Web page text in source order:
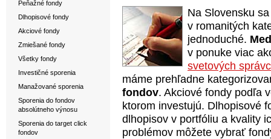
Peňažné fondy
Dlhopisové fondy
Akciové fondy
Zmiešané fondy
Všetky fondy
Investičné sporenia
Manažované sporenia
Sporenia do fondov
absolútneho výnosu
Sporenia do target click
fondov
Na Slovensku
v romanitých
jednoduché.
v ponuke viac
svetových
máme prehľadne
fondov. Akciové fondy podľa
ktorom investujú. Dlhopisové
dlhopisov v portfóliu a kvality
problémov môžete vybrať